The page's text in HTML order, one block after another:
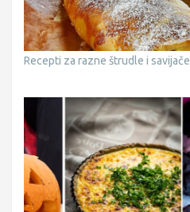
Recepti za razne štrudle i savijače